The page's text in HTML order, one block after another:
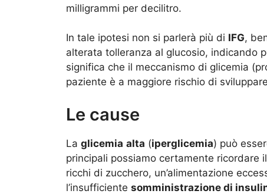
milligrammi per decilitro.
In tale ipotesi non si parlerà più di IFG,
alterata tolleranza al glucosio, indicando
significa che il meccanismo di glicemia
paziente è a maggiore rischio di
Le cause
La glicemia alta (iperglicemia) può
principali possiamo certamente ricordare
ricchi di zucchero, un’alimentazione
l’insufficiente somministrazione di